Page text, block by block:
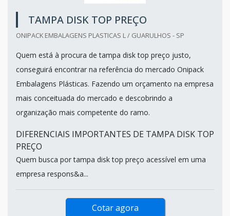
TAMPA DISK TOP PREÇO
ONIPACK EMBALAGENS PLASTICAS L / GUARULHOS - SP
Quem está à procura de tampa disk top preço justo,
conseguirá encontrar na referência do mercado Onipack
Embalagens Plásticas. Fazendo um orçamento na empresa
mais conceituada do mercado e descobrindo a
organização mais competente do ramo.
DIFERENCIAIS IMPORTANTES DE TAMPA DISK TOP
PREÇO
Quem busca por tampa disk top preço acessível em uma
empresa respons&a...
Cotar agora